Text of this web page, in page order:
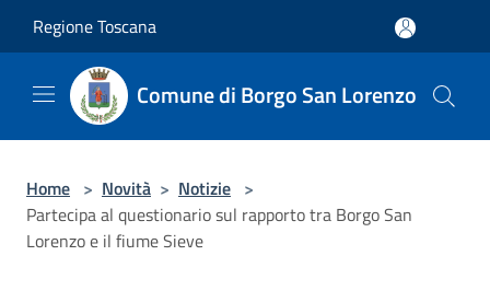
Regione Toscana
Comune di Borgo San Lorenzo
Home > Novità > Notizie >
Partecipa al questionario sul rapporto tra Borgo San
Lorenzo e il fiume Sieve